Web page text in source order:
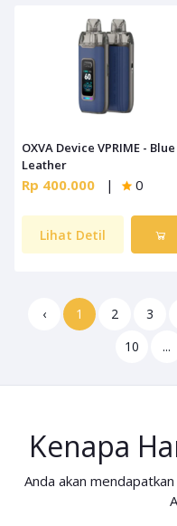
OXVA Device VPRIME - Blue
Leather
Rp 400.000 | 0
Lihat Detil
‹ 1 2 3
10
...
Kenapa
Anda akan